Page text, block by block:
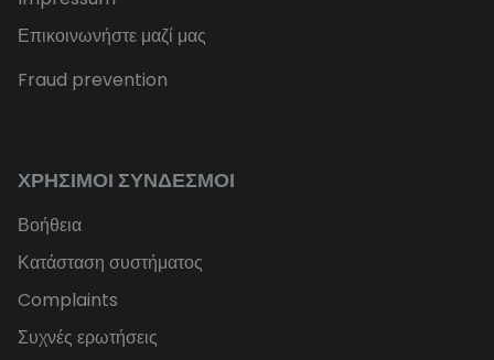
Επικοινωνήστε μαζί μας
Fraud prevention
ΧΡΉΣΙΜΟΙ ΣΎΝΔΕΣΜΟΙ
Βοήθεια
Κατάσταση συστήματος
Complaints
Συχνές ερωτήσεις